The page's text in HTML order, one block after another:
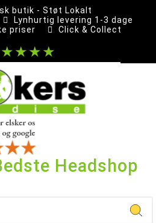
butik - Støt Lokalt
Lynhurtig levering 1-3 dage
priser
Click & Collect
Headshop